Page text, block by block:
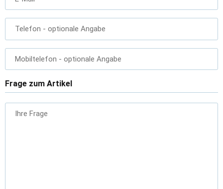
Telefon - optionale Angabe
Mobiltelefon - optionale Angabe
Frage zum Artikel
Ihre Frage